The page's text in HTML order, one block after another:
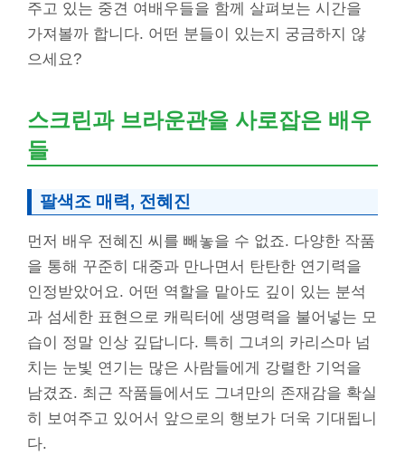
주고 있는 중견 여배우들을 함께 살펴보는 시간을
가져볼까 합니다. 어떤 분들이 있는지 궁금하지 않
으세요?
스크린과 브라운관을 사로잡은 배우
들
팔색조 매력, 전혜진
먼저 배우 전혜진 씨를 빼놓을 수 없죠. 다양한 작품
을 통해 꾸준히 대중과 만나면서 탄탄한 연기력을
인정받았어요. 어떤 역할을 맡아도 깊이 있는 분석
과 섬세한 표현으로 캐릭터에 생명력을 불어넣는 모
습이 정말 인상 깊답니다. 특히 그녀의 카리스마 넘
치는 눈빛 연기는 많은 사람들에게 강렬한 기억을
남겼죠. 최근 작품들에서도 그녀만의 존재감을 확실
히 보여주고 있어서 앞으로의 행보가 더욱 기대됩니
다.